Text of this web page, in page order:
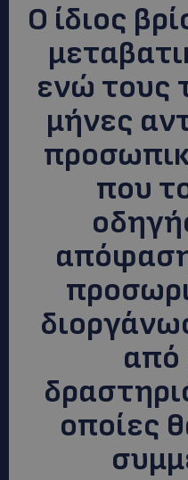
Ο ίδιος
ενώ τους
μήνες
που
από
οποίες